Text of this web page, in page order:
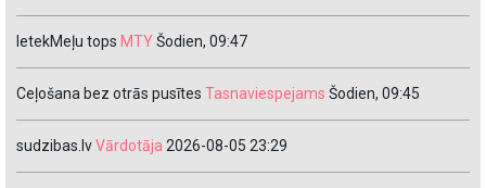
IetekMeļu tops MTYŠodien, 09:47
Ceļošana bez otrās pusītes Tasnaviespejams Šodien, 09:45
sudzibas.lvVārdotāja 2026-08-05 23:29